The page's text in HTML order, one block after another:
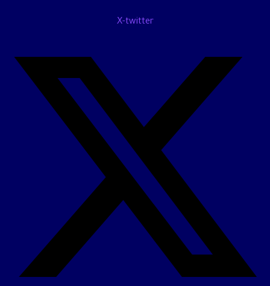
X-twitter